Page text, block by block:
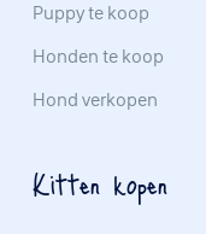
Puppy te koop
Honden te koop
Hond verkopen
Kitten kopen